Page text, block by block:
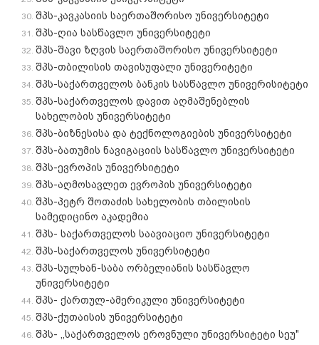
შპს-კავკასიის საერთაშორისო უნივერსიტეტი
შპს-ღია სასწავლო უნივერსიტეტი
შპს-შავი ზღვის საერთაშორისო უნივერსიტეტი
შპს-თბილისის თავისუფალი უნივერიტეტი
შპს-საქართველოს ბანკის სასწავლო უნივერისიტეტი
შპს-საქართველოს დავით აღმაშენებლის
სახელობის უნივერსიტეტი
შპს-ბიზნესისა და ტექნოლოგიების უნივერსიტეტი
შპს-ბათუმის ნავიგაციის სასწავლო უნივერსიტეტი
შპს-ევროპის უნივერსიტეტი
შპს-აღმოსავლეთ ევროპის უნივერსიტეტი
შპს-პეტრ შოთაძის სახელობის თბილისის
სამედიცინო აკადემია
შპს- საქართველოს საავიაციო უნივერსიტეტი
შპს-საქართველოს უნივერსიტეტი
შპს-სულხან-საბა ორბელიანის სასწავლო
უნივერსიტეტი
შპს- ქართულ-ამერიკული უნივერსიტეტი
შპს-ქუთაისის უნივერსიტეტი
შპს- ,,საქართველოს ეროვნული უნივერსიტეტი სეუ"